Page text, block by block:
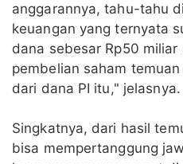
anggarannya, tahu-tahu
keuangan yang ternyata
dana sebesar Rp50 miliar
pembelian saham
dari dana PI itu," jelasnya.
Singkatnya, dari hasil
bisa mempertanggung